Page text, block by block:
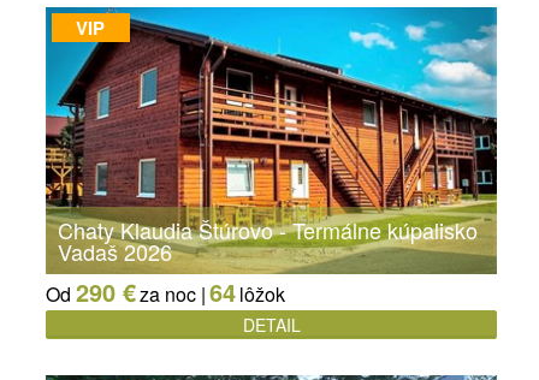
VIP
Chaty Klaudia Štúrovo - Termálne kúpalisko
Vadaš 2026
Od 290 €za noc |64lôžok
DETAIL